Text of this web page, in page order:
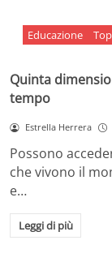
Educazione
Quinta
tempo
Estrella Herrera
Possono
che vivono il
e…
Leggi di più